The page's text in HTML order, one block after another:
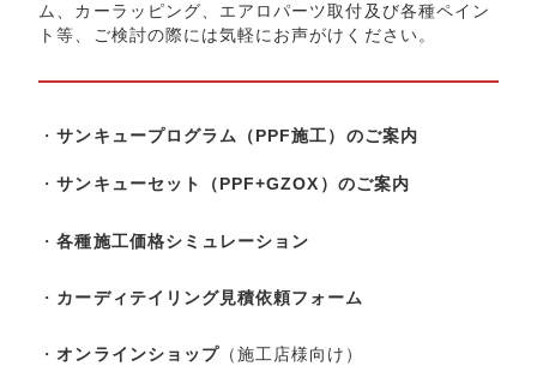
ム、カーラッピング、エアロパーツ取付及び各種ペイン
ト等、ご検討の際には気軽にお声がけください。
・サンキュープログラム（PPF施工）のご案内
・サンキューセット（PPF+GZOX）のご案内
・各種施工価格シミュレーション
・ カーディテイリング見積依頼フォーム
・オンラインショップ （施工店様向け）